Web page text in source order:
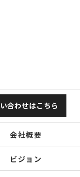
合わせはこちら
会社概要
ビジョン